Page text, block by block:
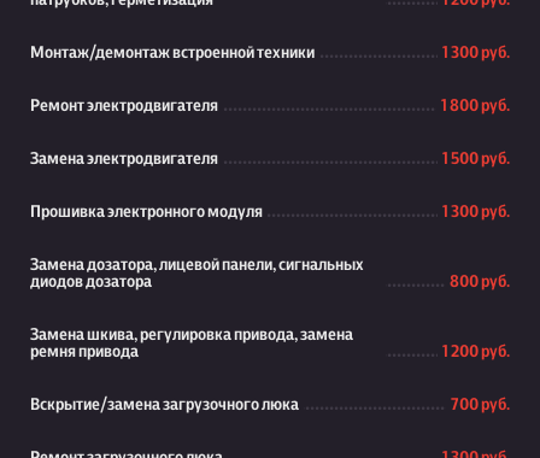
Монтаж/демонтаж встроенной техники 1 300 руб.
Ремонт электродвигателя 1 800 руб.
Замена электродвигателя 1 500 руб.
Прошивка электронного модуля 1 300 руб.
Замена дозатора, лицевой панели, сигнальных
диодов дозатора
800 руб.
Замена шкива, регулировка привода, замена
ремня привода
1 200 руб.
Вскрытие/замена загрузочного люка 700 руб.